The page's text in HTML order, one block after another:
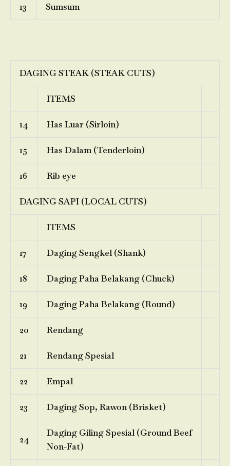
13 Sumsum
DAGING STEAK (STEAK CUTS)
ITEMS
14 Has Luar (Sirloin)
15 Has Dalam (Tenderloin)
16 Rib eye
DAGING SAPI (LOCAL CUTS)
ITEMS
17 Daging Sengkel (Shank)
18 Daging Paha Belakang (Chuck)
19 Daging Paha Belakang (Round)
20 Rendang
21 Rendang Spesial
22 Empal
23 Daging Sop, Rawon (Brisket)
24
Daging Giling Spesial (Ground Beef
Non-Fat)